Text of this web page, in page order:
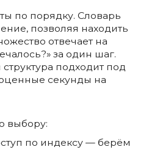
по порядку. Словарь
позволяя находить
отвечает на
за один шаг.
подходит под
секунды на
выбору:
по индексу — берём